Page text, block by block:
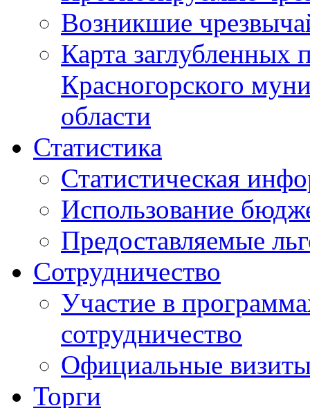
Возникшие
Карта
Красногорского
области
Статистика
Статистическая
Использование
Предоставляемые
Сотрудничество
Участие в
сотрудничество
Официальные
Торги